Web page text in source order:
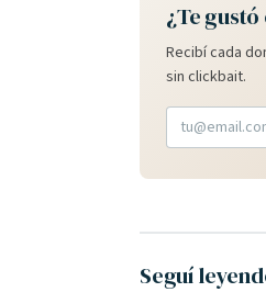
¿Te gustó
Recibí cada
sin clickbait.
Seguí